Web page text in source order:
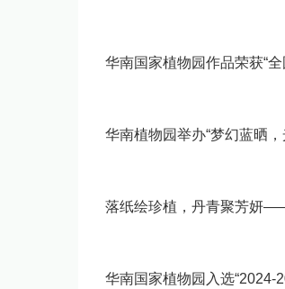
华南国家植物园作品荣获“
华南植物园举办“梦幻蓝晒
落纸绘珍植，丹青聚芳妍
华南国家植物园入选“2024-